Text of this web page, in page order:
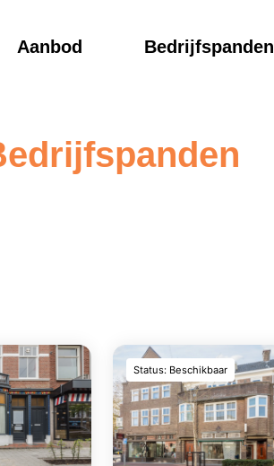
Aanbod Bedrijfspanden
Status: Beschikbaar